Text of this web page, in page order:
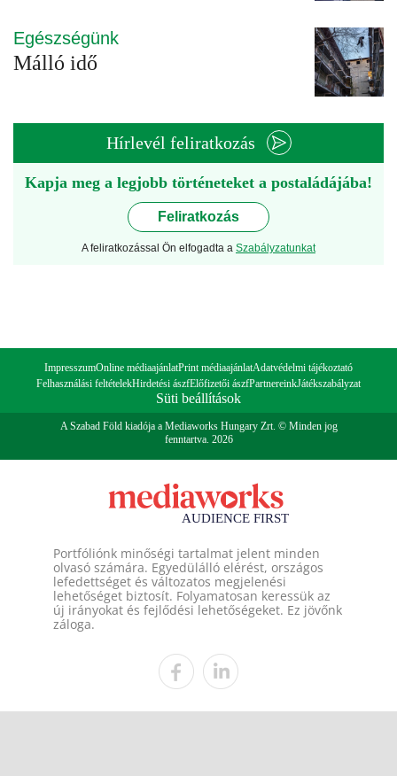
Egészségünk
Málló idő
Hírlevél feliratkozás
Kapja meg a legjobb történeteket a postaládájába!
Feliratkozás
A feliratkozással Ön elfogadta a Szabályzatunkat
ImpresszumOnline médiaajánlatPrint médiaajánlatAdatvédelmi tájékoztató
Felhasználási feltételekHirdetési ászfElőfizetői ászfPartnereinkJátékszabályzat
Süti beállítások
A Szabad Föld kiadója a Mediaworks Hungary Zrt. © Minden jog
fenntartva. 2026
Portfóliónk minőségi tartalmat jelent minden
olvasó számára. Egyedülálló elérést, országos
lefedettséget és változatos megjelenési
lehetőséget biztosít. Folyamatosan keressük az
új irányokat és fejlődési lehetőségeket. Ez jövőnk
záloga.